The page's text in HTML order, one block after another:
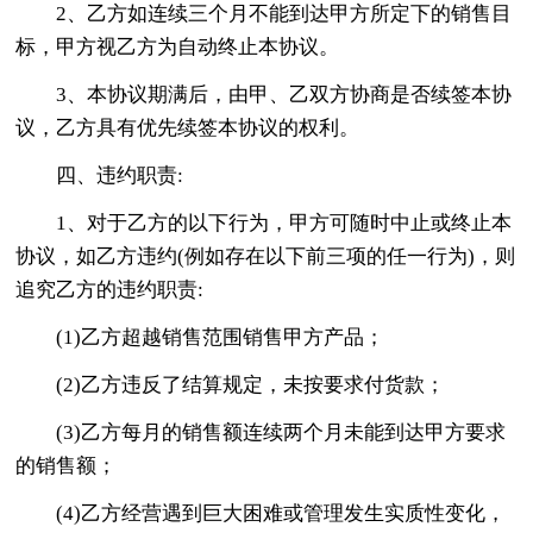
2、乙方如连续三个月不能到达甲方所定下的销售目
标，甲方视乙方为自动终止本协议。
3、本协议期满后，由甲、乙双方协商是否续签本协
议，乙方具有优先续签本协议的权利。
四、违约职责:
1、对于乙方的以下行为，甲方可随时中止或终止本
协议，如乙方违约(例如存在以下前三项的任一行为)，则
追究乙方的违约职责:
(1)乙方超越销售范围销售甲方产品；
(2)乙方违反了结算规定，未按要求付货款；
(3)乙方每月的销售额连续两个月未能到达甲方要求
的销售额；
(4)乙方经营遇到巨大困难或管理发生实质性变化，